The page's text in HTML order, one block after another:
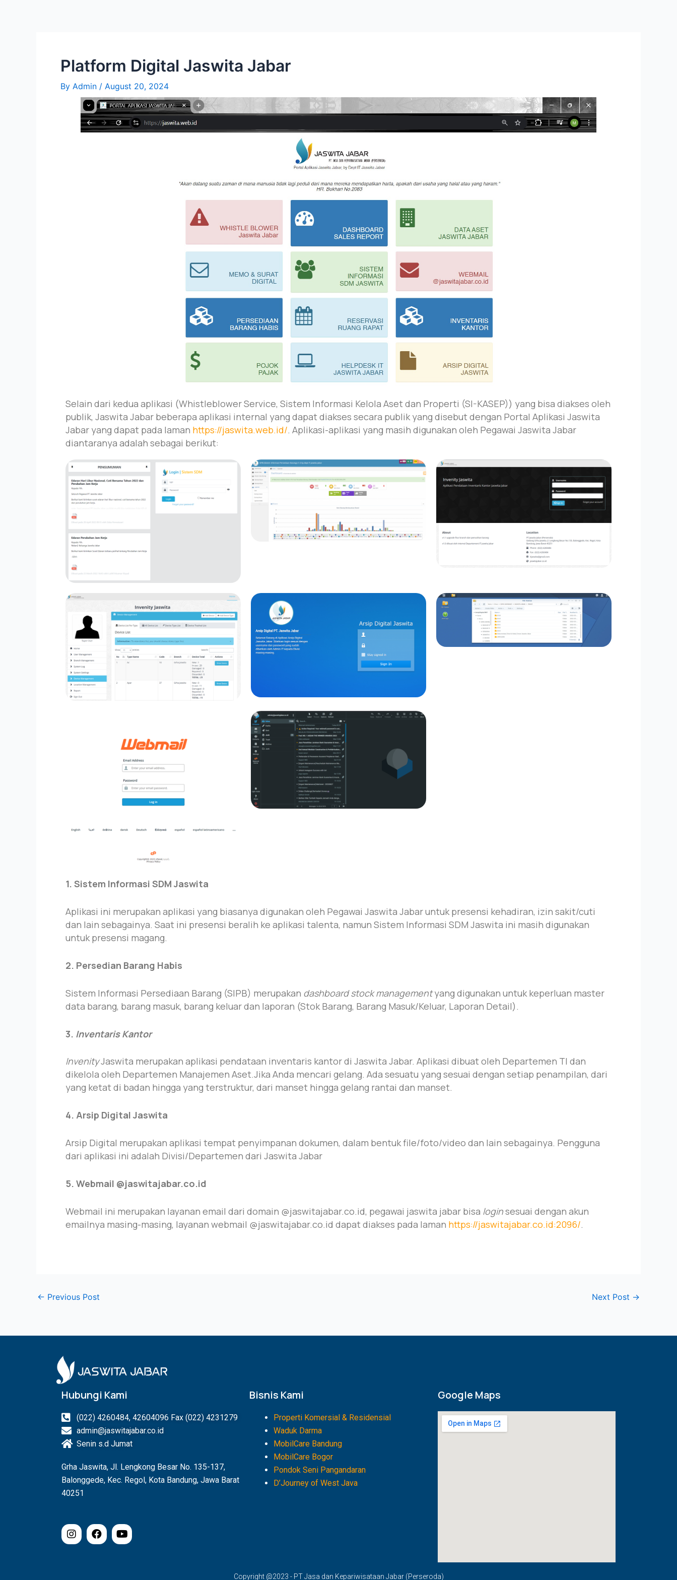
Platform Digital Jaswita Jabar
By Admin / August 20, 2024
Selain dari kedua aplikasi (Whistleblower Service, Sistem Informasi Kelola Aset dan Properti (SI-KASEP)) yang bisa diakses oleh
publik, Jaswita Jabar beberapa aplikasi internal yang dapat diakses secara publik yang disebut dengan Portal Aplikasi Jaswita
Jabar yang dapat pada laman https://jaswita.web.id/. Aplikasi-aplikasi yang masih digunakan oleh Pegawai Jaswita Jabar
diantaranya adalah sebagai berikut:
1. Sistem Informasi SDM Jaswita
Aplikasi ini merupakan aplikasi yang biasanya digunakan oleh Pegawai Jaswita Jabar untuk presensi kehadiran, izin sakit/cuti
dan lain sebagainya. Saat ini presensi beralih ke aplikasi talenta, namun Sistem Informasi SDM Jaswita ini masih digunakan
untuk presensi magang.
2. Persedian Barang Habis
Sistem Informasi Persediaan Barang (SIPB) merupakan dashboard stock managementyang digunakan untuk keperluan master
data barang, barang masuk, barang keluar dan laporan (Stok Barang, Barang Masuk/Keluar, Laporan Detail).
3. Inventaris Kantor
InvenityJaswita merupakan aplikasi pendataan inventaris kantor di Jaswita Jabar. Aplikasi dibuat oleh Departemen TI dan
dikelola oleh Departemen Manajemen Aset.Jika Anda mencari gelang. Ada sesuatu yang sesuai dengan setiap penampilan, dari
yang ketat di badan hingga yang terstruktur, dari manset hingga gelang rantai dan manset.
4. Arsip Digital Jaswita
Arsip Digital merupakan aplikasi tempat penyimpanan dokumen, dalam bentuk file/foto/video dan lain sebagainya. Pengguna
dari aplikasi ini adalah Divisi/Departemen dari Jaswita Jabar
5. Webmail @jaswitajabar.co.id
Webmail ini merupakan layanan email dari domain @jaswitajabar.co.id, pegawai jaswita jabar bisa loginsesuai dengan akun
emailnya masing-masing, layanan webmail @jaswitajabar.co.id dapat diakses pada laman https://jaswitajabar.co.id:2096/.
← Previous Post Next Post →
Hubungi Kami
(022) 4260484, 42604096 Fax (022) 4231279
admin@jaswitajabar.co.id
Senin s.d Jumat
Grha Jaswita, Jl. Lengkong Besar No. 135-137,
Balonggede, Kec. Regol, Kota Bandung, Jawa Barat
40251
I
n
F
a
Y
o
Bisnis Kami
Properti Komersial & Residensial
Waduk Darma
MobilCare Bandung
MobilCare Bogor
Pondok Seni Pangandaran
D’Journey of West Java
Google Maps
Copyright @2023 - PT Jasa dan Kepariwisataan Jabar (Perseroda)